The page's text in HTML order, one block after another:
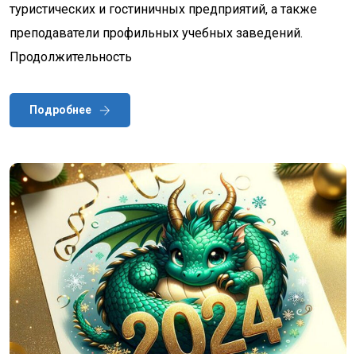
туристических и гостиничных предприятий, а также
преподаватели профильных учебных заведений.
Продолжительность
Подробнее